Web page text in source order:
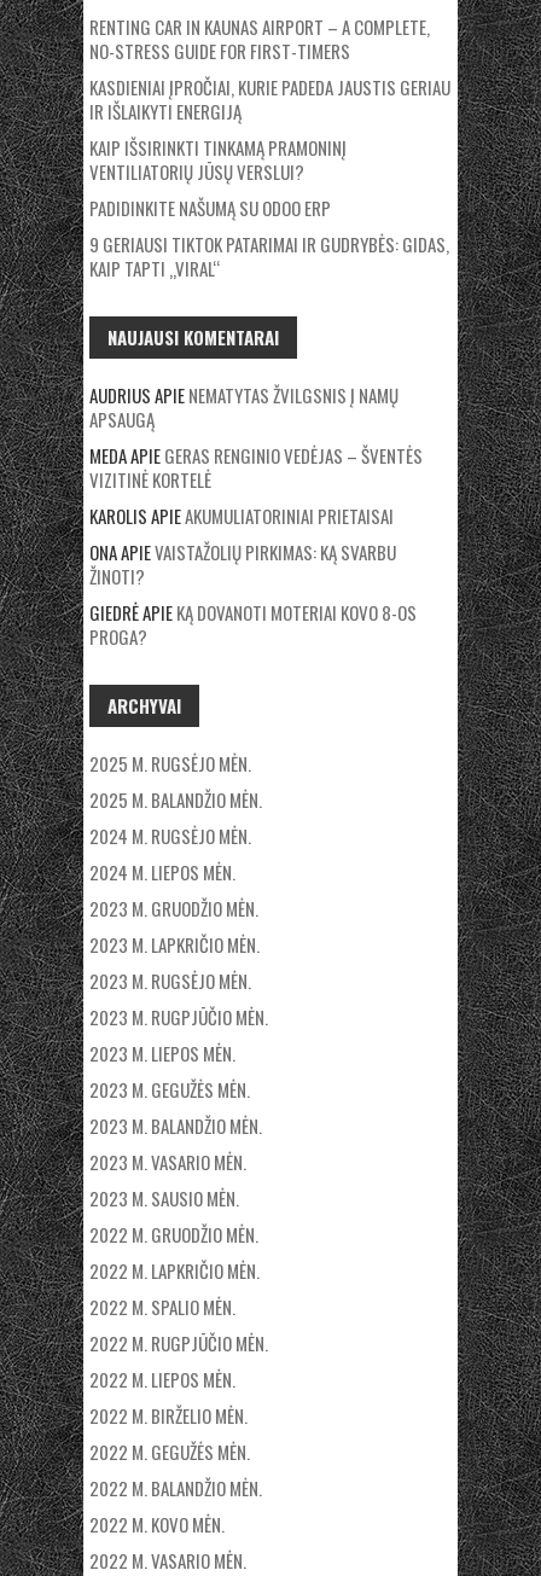
RENTING CAR IN KAUNAS AIRPORT – A COMPLETE,
NO-STRESS GUIDE FOR FIRST-TIMERS
KASDIENIAI ĮPROČIAI, KURIE PADEDA JAUSTIS GERIAU
IR IŠLAIKYTI ENERGIJĄ
KAIP IŠSIRINKTI TINKAMĄ PRAMONINĮ
VENTILIATORIŲ JŪSŲ VERSLUI?
PADIDINKITE NAŠUMĄ SU ODOO ERP
9 GERIAUSI TIKTOK PATARIMAI IR GUDRYBĖS: GIDAS,
KAIP TAPTI „VIRAL“
NAUJAUSI KOMENTARAI
AUDRIUSAPIENEMATYTAS ŽVILGSNIS Į NAMŲ
APSAUGĄ
MEDAAPIEGERAS RENGINIO VEDĖJAS – ŠVENTĖS
VIZITINĖ KORTELĖ
KAROLISAPIEAKUMULIATORINIAI PRIETAISAI
ONAAPIEVAISTAŽOLIŲ PIRKIMAS: KĄ SVARBU
ŽINOTI?
GIEDRĖAPIEKĄ DOVANOTI MOTERIAI KOVO 8-OS
PROGA?
ARCHYVAI
2025 M. RUGSĖJO MĖN.
2025 M. BALANDŽIO MĖN.
2024 M. RUGSĖJO MĖN.
2024 M. LIEPOS MĖN.
2023 M. GRUODŽIO MĖN.
2023 M. LAPKRIČIO MĖN.
2023 M. RUGSĖJO MĖN.
2023 M. RUGPJŪČIO MĖN.
2023 M. LIEPOS MĖN.
2023 M. GEGUŽĖS MĖN.
2023 M. BALANDŽIO MĖN.
2023 M. VASARIO MĖN.
2023 M. SAUSIO MĖN.
2022 M. GRUODŽIO MĖN.
2022 M. LAPKRIČIO MĖN.
2022 M. SPALIO MĖN.
2022 M. RUGPJŪČIO MĖN.
2022 M. LIEPOS MĖN.
2022 M. BIRŽELIO MĖN.
2022 M. GEGUŽĖS MĖN.
2022 M. BALANDŽIO MĖN.
2022 M. KOVO MĖN.
2022 M. VASARIO MĖN.